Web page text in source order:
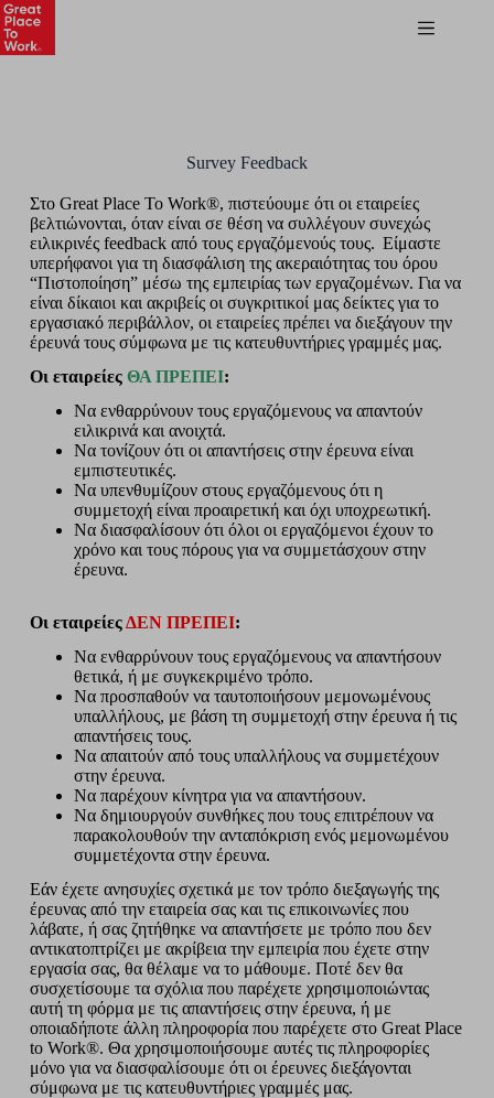
Survey Feedback
Στο Great Place To Work®, πιστεύουμε ότι οι εταιρείες
βελτιώνονται, όταν είναι σε θέση να συλλέγουν συνεχώς
ειλικρινές feedback από τους εργαζόμενούς τους. Είμαστε
υπερήφανοι για τη διασφάλιση της ακεραιότητας του όρου
“Πιστοποίηση” μέσω της εμπειρίας των εργαζομένων. Για να
είναι δίκαιοι και ακριβείς οι συγκριτικοί μας δείκτες για το
εργασιακό περιβάλλον, οι εταιρείες πρέπει να διεξάγουν την
έρευνά τους σύμφωνα με τις κατευθυντήριες γραμμές μας.
Οι εταιρείες ΘΑ ΠΡΕΠΕΙ:
Να ενθαρρύνουν τους εργαζόμενους να απαντούν
ειλικρινά και ανοιχτά.
Να τονίζουν ότι οι απαντήσεις στην έρευνα είναι
εμπιστευτικές.
Να υπενθυμίζουν στους εργαζόμενους ότι η
συμμετοχή είναι προαιρετική και όχι υποχρεωτική.
Να διασφαλίσουν ότι όλοι οι εργαζόμενοι έχουν το
χρόνο και τους πόρους για να συμμετάσχουν στην
έρευνα.
Οι εταιρείεςΔΕΝ ΠΡΕΠΕΙ:
Να ενθαρρύνουν τους εργαζόμενους να απαντήσουν
θετικά, ή με συγκεκριμένο τρόπο.
Να προσπαθούν να ταυτοποιήσουν μεμονωμένους
υπαλλήλους, με βάση τη συμμετοχή στην έρευνα ή τις
απαντήσεις τους.
Να απαιτούν από τους υπαλλήλους να συμμετέχουν
στην έρευνα.
Να παρέχουν κίνητρα για να απαντήσουν.
Να δημιουργούν συνθήκες που τους επιτρέπουν να
παρακολουθούν την ανταπόκριση ενός μεμονωμένου
συμμετέχοντα στην έρευνα.
Εάν έχετε ανησυχίες σχετικά με τον τρόπο διεξαγωγής της
έρευνας από την εταιρεία σας και τις επικοινωνίες που
λάβατε, ή σας ζητήθηκε να απαντήσετε με τρόπο που δεν
αντικατοπτρίζει με ακρίβεια την εμπειρία που έχετε στην
εργασία σας, θα θέλαμε να το μάθουμε. Ποτέ δεν θα
συσχετίσουμε τα σχόλια που παρέχετε χρησιμοποιώντας
αυτή τη φόρμα με τις απαντήσεις στην έρευνα, ή με
οποιαδήποτε άλλη πληροφορία που παρέχετε στο Great Place
to Work®. Θα χρησιμοποιήσουμε αυτές τις πληροφορίες
μόνο για να διασφαλίσουμε ότι οι έρευνες διεξάγονται
σύμφωνα με τις κατευθυντήριες γραμμές μας.